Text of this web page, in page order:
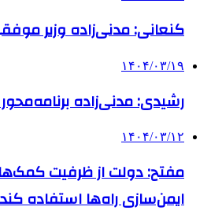
کنعانی: مدنی‌زاده وزیر
۱۴۰۴/۰۳/۱۹
رشیدی: مدنی‌زاده
۱۴۰۴/۰۳/۱۲
مفتح: دولت از ظرفیت
ایمن‌سازی راه‌ها استفاده کند